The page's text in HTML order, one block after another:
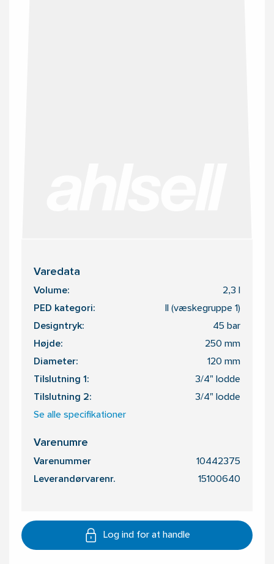
Varedata
Volume: 2,3 l
PED kategori: II (væskegruppe 1)
Designtryk: 45 bar
Højde: 250 mm
Diameter: 120 mm
Tilslutning 1: 3/4" lodde
Tilslutning 2: 3/4" lodde
Se alle specifikationer
Varenumre
Varenummer 10442375
Leverandørvarenr. 15100640
Log ind for at handle